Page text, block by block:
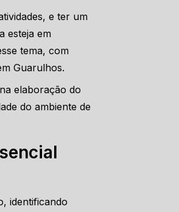
e ter um
esteja em
tema, com
Guarulhos.
elaboração do
do ambiente de
identificando